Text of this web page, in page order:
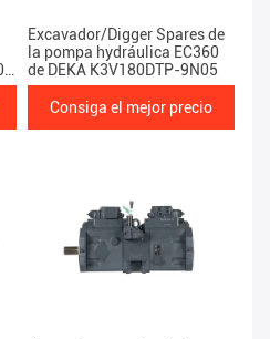
Excavador/Digger Spares de
la pompa hydráulica EC360
de DEKA K3V180DTP-9N05
Consiga el mejor precio